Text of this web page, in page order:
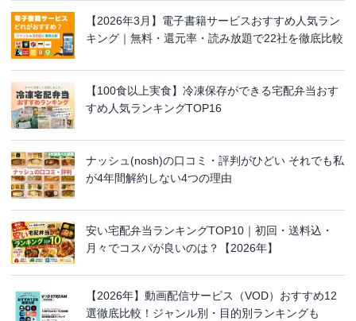
【2026年3月】電子書籍サービスおすすめ人気ラン
キング｜無料・還元率・読み放題で22社を徹底比較
【100食以上実食】冷凍保存ができる宅配弁当おす
すめ人気ランキングTOP16
ナッシュ(nosh)の口コミ・評判がひどい それでも私
が4年間解約しない4つの理由
安い宅配弁当ランキングTOP10｜初回・送料込・
月々でコスパが良いのは？【2026年】
【2026年】動画配信サービス（VOD）おすすめ12
選徹底比較！ジャンル別・目的別ランキングも